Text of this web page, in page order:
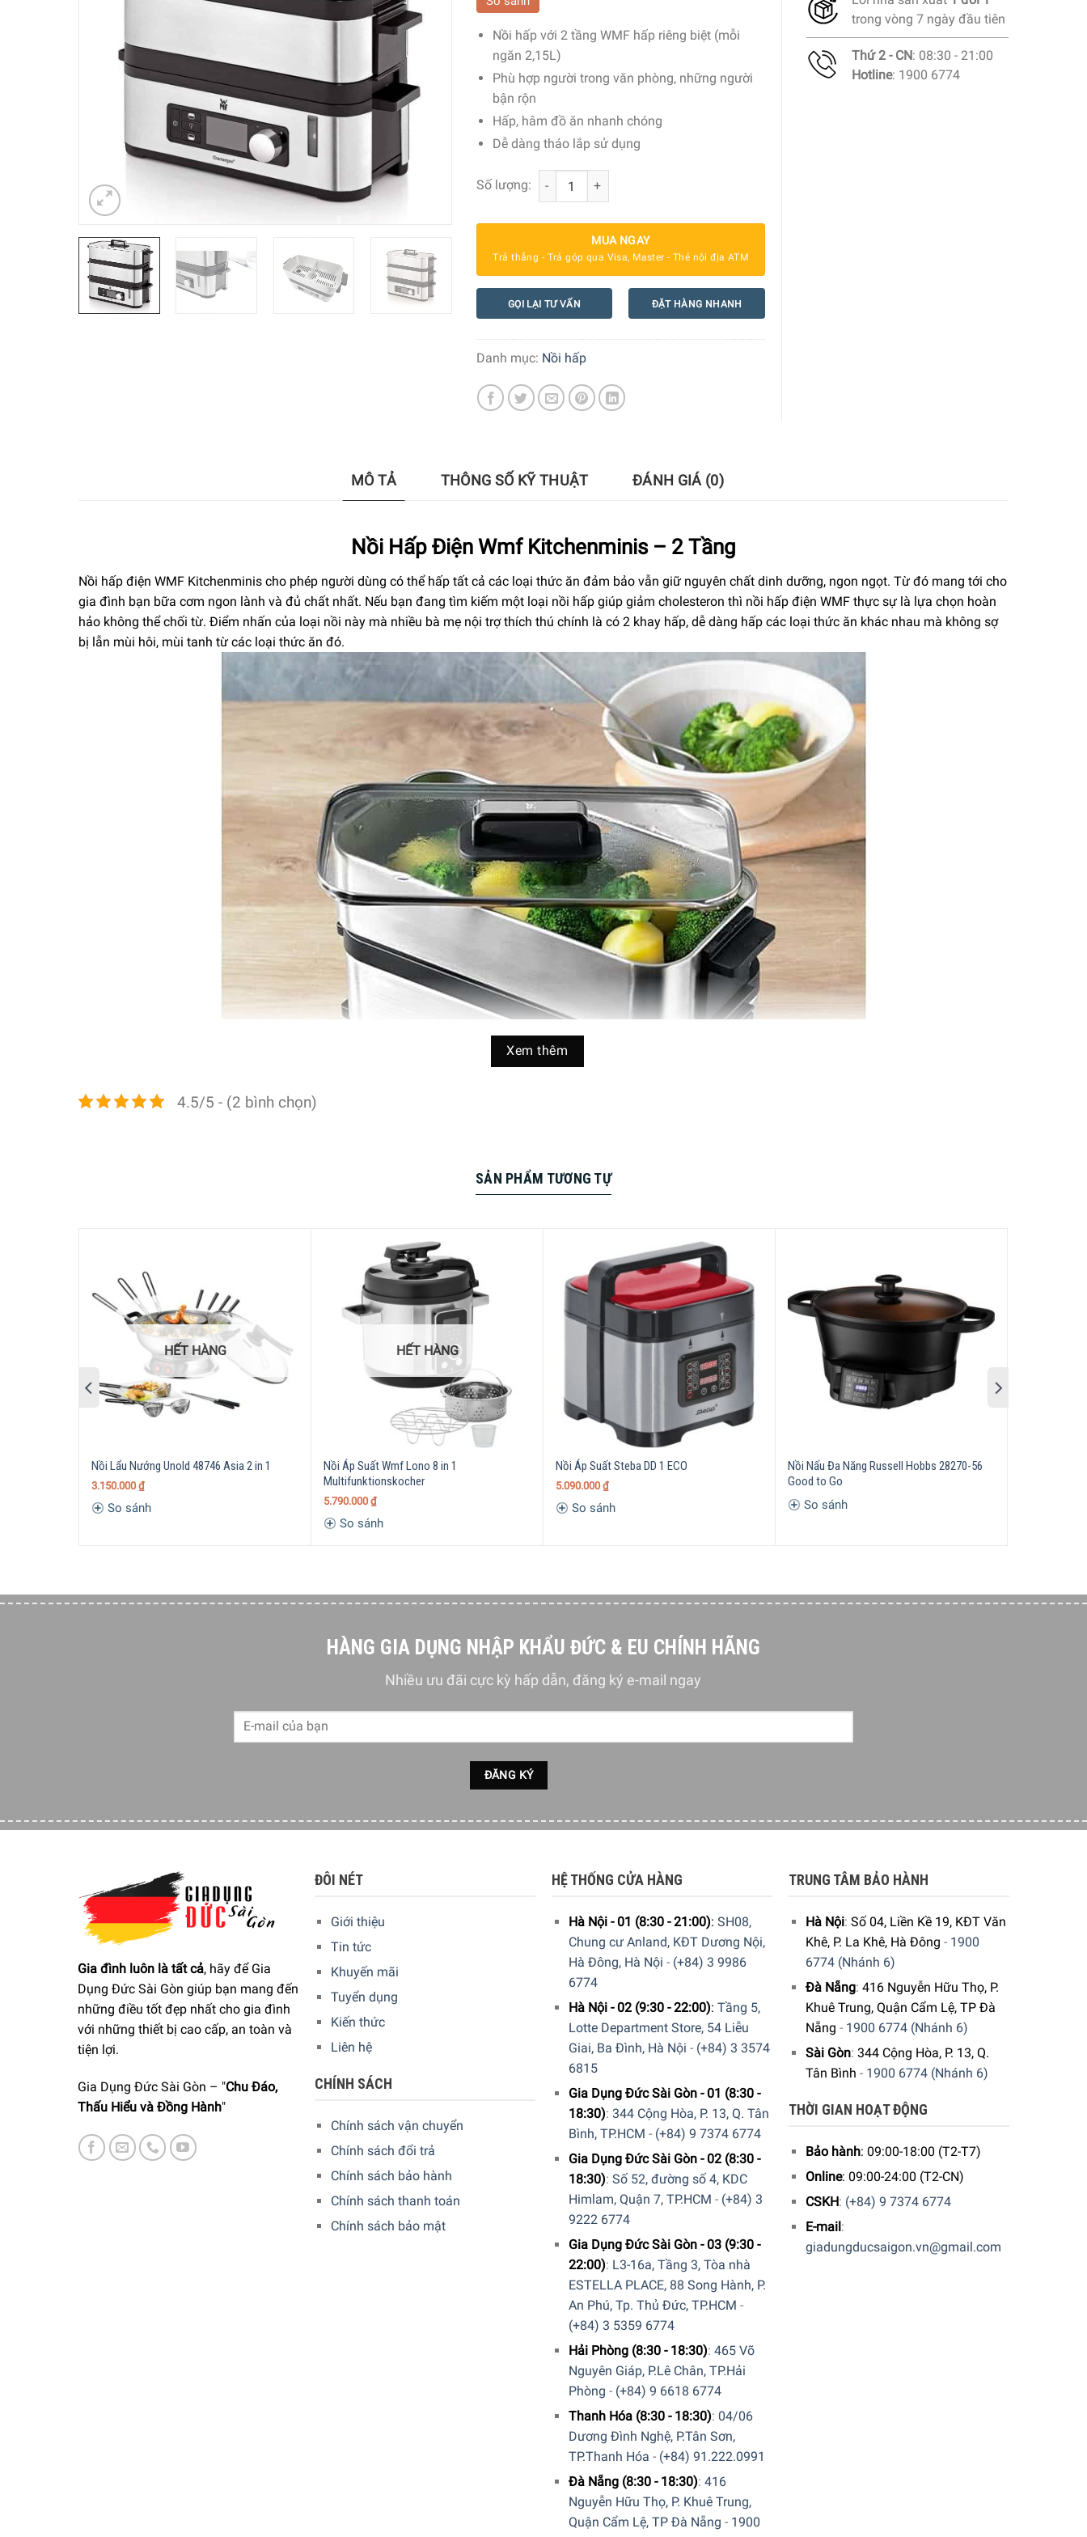
Nồi hấp với 2 tầng WMF hấp riêng biệt (mỗi
ngăn 2,15L)
Phù hợp người trong văn phòng, những người
bận rộn
Hấp, hâm đồ ăn nhanh chóng
Dễ dàng tháo lắp sử dụng
Số lượng: Nồi Hấp Điện Wmf Kitchenminis - 2 Tầng số lượng
MUA NGAY
Trả thẳng - Trả góp qua Visa, Master - Thẻ nội địa ATM
GỌI LẠI TƯ VẤN ĐẶT HÀNG NHANH
Danh mục: Nồi hấp
trong vòng 7 ngày đầu tiên
Thứ 2 - CN: 08:30 - 21:00
Hotline: 1900 6774
MÔ TẢ THÔNG SỐ KỸ THUẬT ĐÁNH GIÁ (0)
Nồi Hấp Điện Wmf Kitchenminis – 2 Tầng
Nồi hấp điện WMF Kitchenminis cho phép người dùng có thể hấp tất cả các loại thức ăn đảm bảo vẫn giữ nguyên chất dinh dưỡng, ngon ngọt. Từ đó mang tới cho
gia đình bạn bữa cơm ngon lành và đủ chất nhất. Nếu bạn đang tìm kiếm một loại nồi hấp giúp giảm cholesteron thì nồi hấp điện WMF thực sự là lựa chọn hoàn
hảo không thể chối từ. Điểm nhấn của loại nồi này mà nhiều bà mẹ nội trợ thích thú chính là có 2 khay hấp, dễ dàng hấp các loại thức ăn khác nhau mà không sợ
bị lẫn mùi hôi, mùi tanh từ các loại thức ăn đó.
Nồi hấp với 2 tầng WMF hấp riêng biệt (mỗi ngăn 2,15l), có thể cài đặt nhiệt độ cho từng tầng hấp với 3 chương trình tự động cài sẵn và 2 chương trình người
dùng. Nồi còn có chức năng giữ ấm trong 40 phút.
Nồi hấp WMF được làm bằng thép không gỉ Cromargan 18/10 cùng với nắp thủy tinh chất lượng cao, không chứa BPA. Nắp thủy tinh giúp cho việc theo dõi đồ ăn
và dễ dàng mở ra trong quá trình hấp.
Màn hình LCD hiển thị cài đặt hấp các chế độ khác nhau phù hợp từng loại thức ăn.
Chỉ cần chọn chương trình phù hợp cho mỗi tầng, thiết bị sẽ tự động bắt đầu với thực phẩm yêu cầu thời gian nấu lâu hơn và chuyển sang tầng thứ hai với thời
thực phẩm có thời gian nấu nhanh hơn.
Tất cả các bộ phận không dùng điện có thể rửa trong máy rửa chén.
Xem thêm
4.5/5 - (2 bình chọn)
SẢN PHẨM TƯƠNG TỰ
HẾT HÀNG
Nồi Lẩu Nướng Unold 48746 Asia 2 in 1
3.150.000 ₫
So sánh
HẾT HÀNG
Nồi Áp Suất Wmf Lono 8 in 1
Multifunktionskocher
5.790.000 ₫
So sánh
Nồi Áp Suất Steba DD 1 ECO
5.090.000 ₫
So sánh
Nồi Nấu Đa Năng Russell Hobbs 28270-56
Good to Go
So sánh
HÀNG GIA DỤNG NHẬP KHẨU ĐỨC & EU CHÍNH HÃNG
Nhiều ưu đãi cực kỳ hấp dẫn, đăng ký e-mail ngay
Gia đình luôn là tất cả, hãy để Gia
Dụng Đức Sài Gòn giúp bạn mang đến
những điều tốt đẹp nhất cho gia đình
với những thiết bị cao cấp, an toàn và
tiện lợi.
Gia Dụng Đức Sài Gòn – "Chu Đáo,
Thấu Hiểu và Đồng Hành"
ĐÔI NÉT
Giới thiệu
Tin tức
Khuyến mãi
Tuyển dụng
Kiến thức
Liên hệ
CHÍNH SÁCH
Chính sách vận chuyển
Chính sách đổi trả
Chính sách bảo hành
Chính sách thanh toán
Chính sách bảo mật
HỆ THỐNG CỬA HÀNG
Hà Nội - 01 (8:30 - 21:00): SH08,
Chung cư Anland, KĐT Dương Nội,
Hà Đông, Hà Nội - (+84) 3 9986
6774
Hà Nội - 02 (9:30 - 22:00): Tầng 5,
Lotte Department Store, 54 Liễu
Giai, Ba Đình, Hà Nội - (+84) 3 3574
6815
Gia Dụng Đức Sài Gòn - 01 (8:30 -
18:30): 344 Cộng Hòa, P. 13, Q. Tân
Bình, TP.HCM - (+84) 9 7374 6774
Gia Dụng Đức Sài Gòn - 02 (8:30 -
18:30): Số 52, đường số 4, KDC
Himlam, Quận 7, TP.HCM - (+84) 3
9222 6774
Gia Dụng Đức Sài Gòn - 03 (9:30 -
22:00): L3-16a, Tầng 3, Tòa nhà
ESTELLA PLACE, 88 Song Hành, P.
An Phú, Tp. Thủ Đức, TP.HCM -
(+84) 3 5359 6774
Hải Phòng (8:30 - 18:30): 465 Võ
Nguyên Giáp, P.Lê Chân, TP.Hải
Phòng - (+84) 9 6618 6774
Thanh Hóa (8:30 - 18:30): 04/06
Dương Đình Nghệ, P.Tân Sơn,
TP.Thanh Hóa - (+84) 91.222.0991
Đà Nẵng (8:30 - 18:30): 416
Nguyễn Hữu Thọ, P. Khuê Trung,
Quận Cẩm Lệ, TP Đà Nẵng - 1900
TRUNG TÂM BẢO HÀNH
Hà Nội: Số 04, Liền Kề 19, KĐT Văn
Khê, P. La Khê, Hà Đông - 1900
6774 (Nhánh 6)
Đà Nẵng: 416 Nguyễn Hữu Thọ, P.
Khuê Trung, Quận Cẩm Lệ, TP Đà
Nẵng - 1900 6774 (Nhánh 6)
Sài Gòn: 344 Cộng Hòa, P. 13, Q.
Tân Bình - 1900 6774 (Nhánh 6)
THỜI GIAN HOẠT ĐỘNG
Bảo hành: 09:00-18:00 (T2-T7)
Online: 09:00-24:00 (T2-CN)
CSKH: (+84) 9 7374 6774
E-mail:
giadungducsaigon.vn@gmail.com